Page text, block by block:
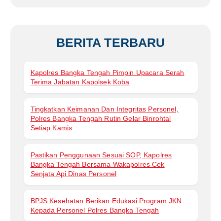
BERITA TERBARU
Kapolres Bangka Tengah Pimpin Upacara Serah
Terima Jabatan Kapolsek Koba
Tingkatkan Keimanan Dan Integritas Personel,
Polres Bangka Tengah Rutin Gelar Binrohtal
Setiap Kamis
Pastikan Penggunaan Sesuai SOP, Kapolres
Bangka Tengah Bersama Wakapolres Cek
Senjata Api Dinas Personel
BPJS Kesehatan Berikan Edukasi Program JKN
Kepada Personel Polres Bangka Tengah